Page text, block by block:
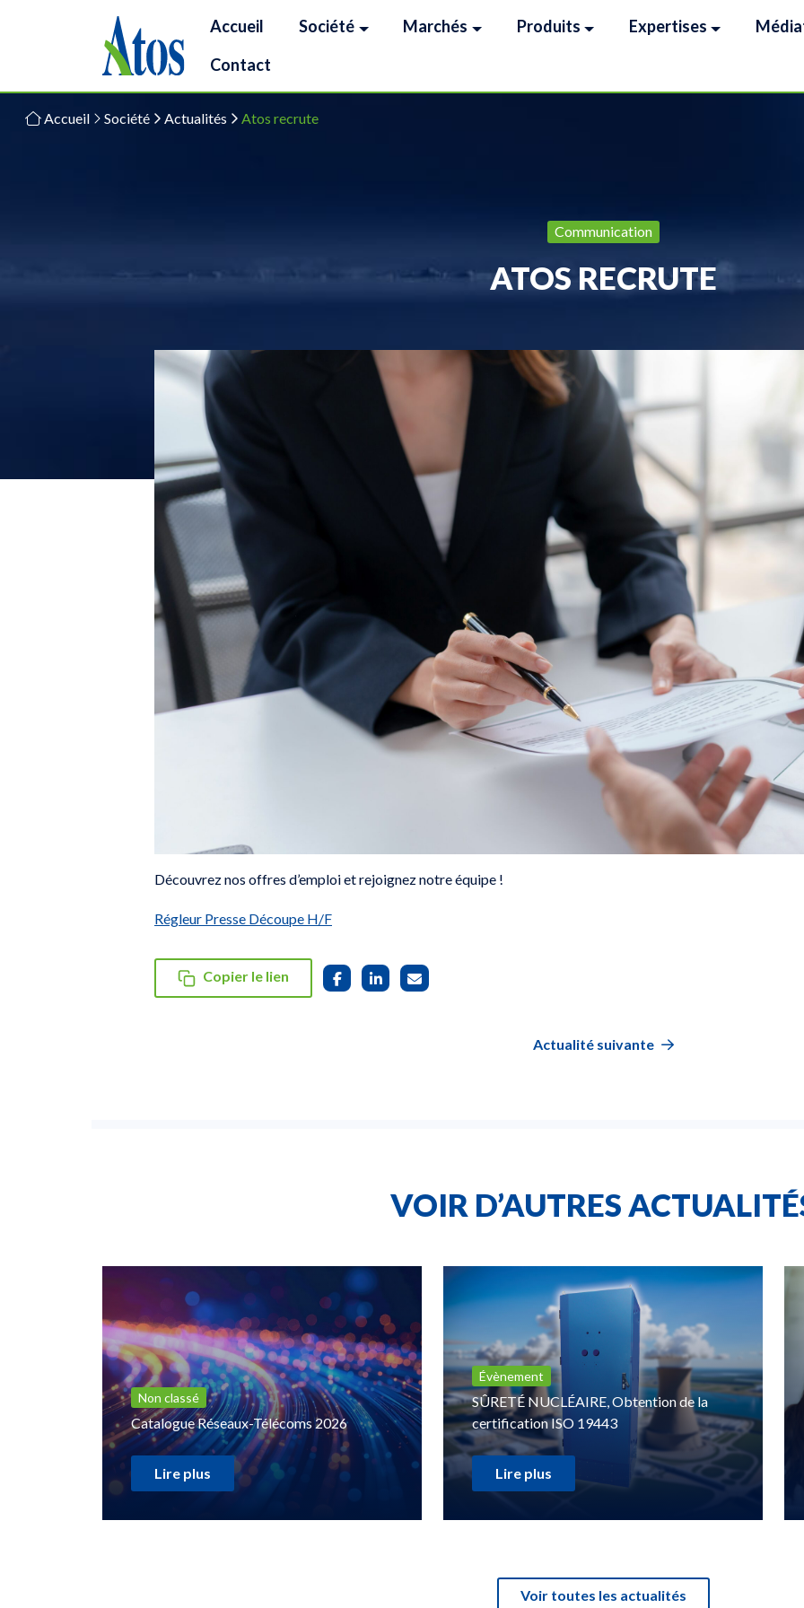
Accueil Société Marchés Produits Expertises
Contact
Accueil Société Actualités Atos recrute
Communication
ATOS RECRUTE
Découvrez nos offres d’emploi et rejoignez notre équipe !
Régleur Presse Découpe H/F
Copier le lien
Actualité suivante
VOIR D’AUTRES
Non classé
Catalogue Réseaux-Télécoms 2026
Lire plus
Évènement
SÛRETÉ NUCLÉAIRE, Obtention de la
certification ISO 19443
Lire plus
Voir toutes les actualités